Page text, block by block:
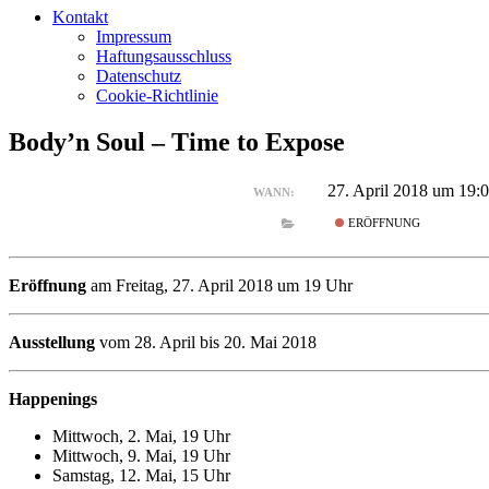
Kontakt
Impressum
Haftungsausschluss
Datenschutz
Cookie-Richtlinie
Body’n Soul – Time to Expose
WANN: 27. April 2018 um
ERÖFFNUNG
Eröffnung am Freitag, 27. April 2018 um 19 Uhr
Ausstellung vom 28. April bis 20. Mai 2018
Happenings
Mittwoch, 2. Mai, 19 Uhr
Mittwoch, 9. Mai, 19 Uhr
Samstag, 12. Mai, 15 Uhr